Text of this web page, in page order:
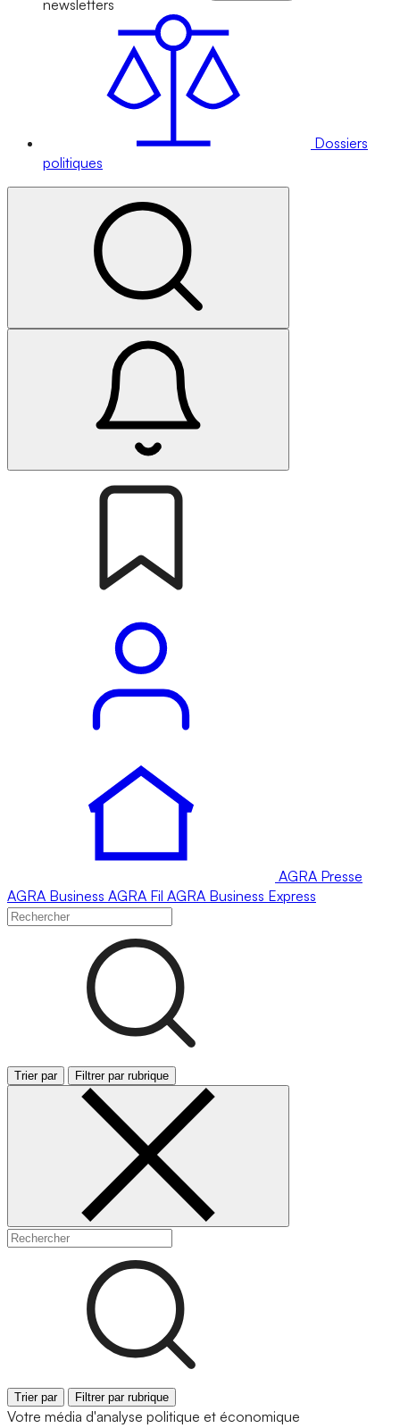
newsletters
Dossiers
politiques
AGRA Presse
AGRA Business AGRA Fil AGRA Business Express
Trier par Filtrer par rubrique
Trier par Filtrer par rubrique
Votre média d'analyse politique et économique